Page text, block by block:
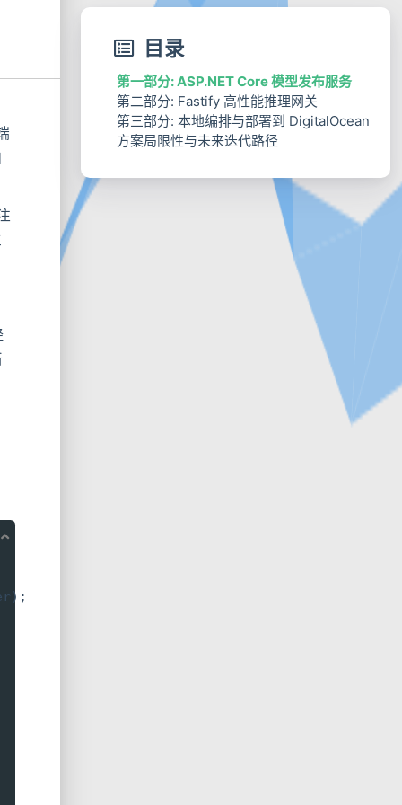
目录
第一部分: ASP.NET Core 模型发布服务
第二部分: Fastify 高性能推理网关
第三部分: 本地编排与部署到 DigitalOcean
方案局限性与未来迭代路径